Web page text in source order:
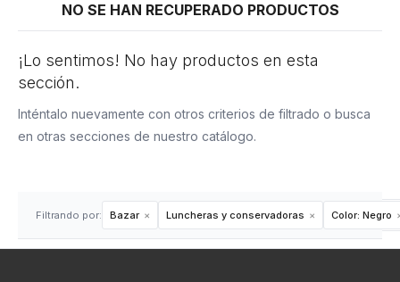
NO SE HAN RECUPERADO PRODUCTOS
¡Lo sentimos! No hay productos en esta
sección.
Inténtalo nuevamente con otros criterios de filtrado o busca
en otras secciones de nuestro catálogo.
Filtrando por: Bazar Luncheras y conservadoras Color: Negro